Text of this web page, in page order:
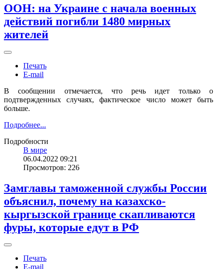
ООН: на Украине с начала военных
действий погибли 1480 мирных
жителей
Печать
E-mail
В сообщении отмечается, что речь идет только о
подтвержденных случаях, фактическое число может быть
больше.
Подробнее...
Подробности
В мире
06.04.2022 09:21
Просмотров: 226
Замглавы таможенной службы России
объяснил, почему на казахско-
кыргызской границе скапливаются
фуры, которые едут в РФ
Печать
E-mail